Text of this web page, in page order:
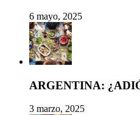
6 mayo, 2025
ARGENTINA:
3 marzo, 2025